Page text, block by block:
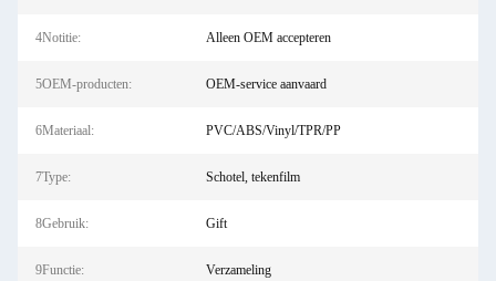
4Notitie: Alleen OEM accepteren
5OEM-producten: OEM-service aanvaard
6Materiaal: PVC/ABS/Vinyl/TPR/PP
7Type: Schotel, tekenfilm
8Gebruik: Gift
9Functie: Verzameling